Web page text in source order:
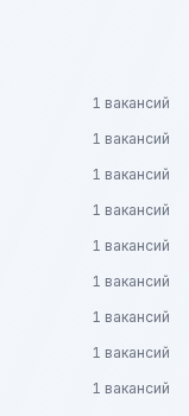
1 вакансий
1 вакансий
1 вакансий
1 вакансий
1 вакансий
1 вакансий
1 вакансий
1 вакансий
1 вакансий